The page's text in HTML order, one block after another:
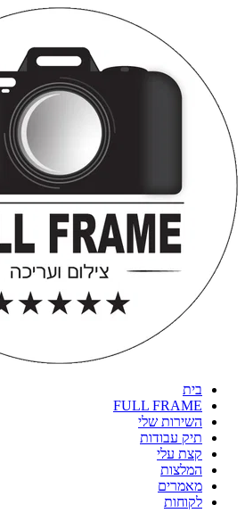
בית
FULL FRAME
השירות שלי
תיק עבודות
קצת עלי
המלצות
מאמרים
לקוחות